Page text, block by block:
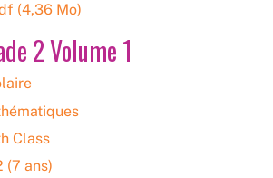
(4,36 Mo)
2 Volume 1
Class
(7 ans)